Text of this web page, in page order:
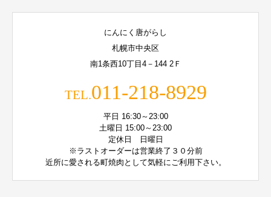
にんにく唐がらし
札幌市中央区
南1条西10丁目4－144 2Ｆ
TEL.011-218-8929
平日 16:30～23:00
土曜日 15:00～23:00
定休日 日曜日
※ラストオーダーは営業終了３０分前
近所に愛される町焼肉として気軽にご利用下さい。